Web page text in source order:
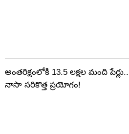
అంతరిక్షంలోకి 13.5 లక్షల మంది పేర్లు..
నాసా సరికొత్త ప్రయోగం!